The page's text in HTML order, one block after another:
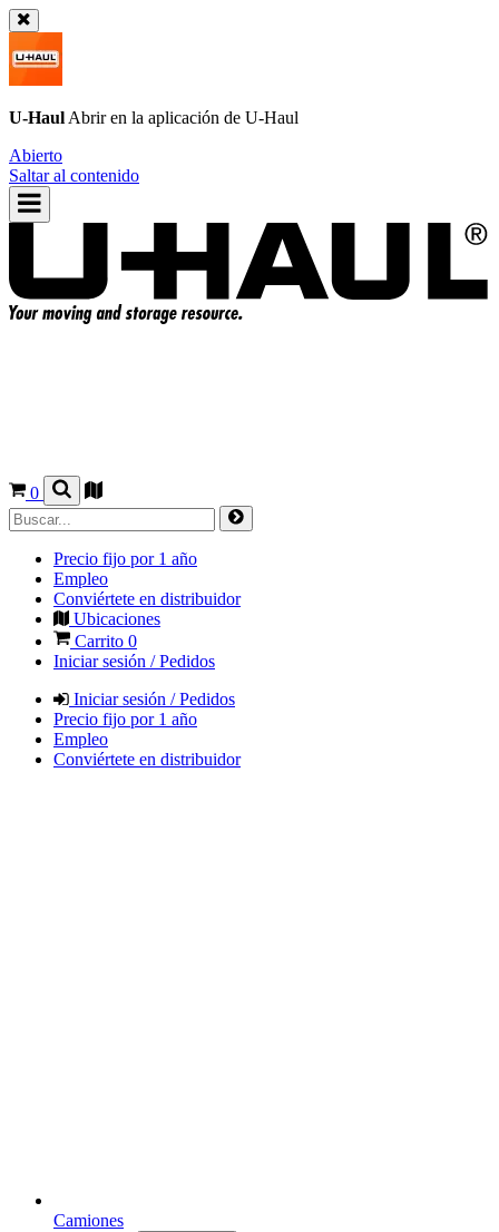
U-Haul Abrir en la aplicación de U-Haul
Abierto
Saltar al contenido
0
Precio fijo por 1 año
Empleo
Conviértete en distribuidor
Ubicaciones
Carrito 0
Iniciar sesión / Pedidos
Iniciar sesión / Pedidos
Precio fijo por 1 año
Empleo
Conviértete en distribuidor
Camiones